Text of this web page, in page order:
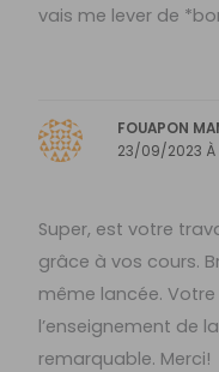
vais me lever de
FOUAPON
23/09/2023 À
Super, est votre
grâce à vos cours.
même lancée.
l’enseignement de
remarquable. Merci!